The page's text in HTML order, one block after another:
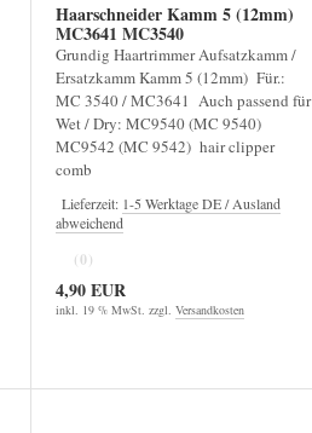
Haarschneider Kamm 5 (12mm)
MC3641 MC3540
Grundig Haartrimmer Aufsatzkamm /
Ersatzkamm Kamm 5 (12mm) Für.:
MC 3540 / MC3641 Auch passend für
Wet / Dry: MC9540 (MC 9540)
MC9542 (MC 9542) hair clipper
comb
Lieferzeit: 1-5 Werktage DE / Ausland
abweichend
(0)
4,90 EUR
inkl. 19 % MwSt. zzgl. Versandkosten